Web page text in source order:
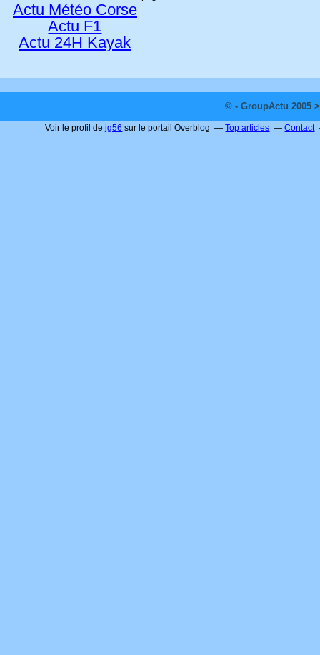
Actu Météo Corse
Actu F1
Actu 24H Kayak
© - GroupActu 2005
Voir le profil dejg56 sur le portail Overblog Top articles Contact